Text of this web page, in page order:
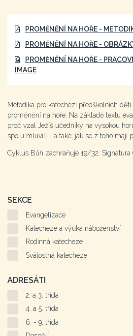
PROMĚNĚNÍ NA HOŘE -
PROMĚNĚNÍ NA HOŘE -
PROMĚNĚNÍ NA HOŘE -
IMAGE
Metodika pro katechezi předškolních
proměnění na hoře. Na základě textu
proč vzal Ježíš učedníky na vysokou
spolu mluvili - a také, jak se z toho mají
Cyklus Bůh zachraňuje 19/32. Signatura
SEKCE
Evangelizace
Katecheze a výuka náboženství
Rodinná katecheze
Svátostná katecheze
ADRESÁTI
2. a 3. třída
4. a 5. třída
6. - 9. třída